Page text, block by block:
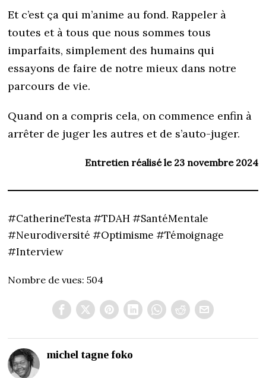
Et c’est ça qui m’anime au fond. Rappeler à
toutes et à tous que nous sommes tous
imparfaits, simplement des humains qui
essayons de faire de notre mieux dans notre
parcours de vie.
Quand on a compris cela, on commence enfin à
arrêter de juger les autres et de s’auto-juger.
Entretien réalisé le 23 novembre 2024
#CatherineTesta #TDAH #SantéMentale
#Neurodiversité #Optimisme #Témoignage
#Interview
Nombre de vues: 504
michel tagne foko